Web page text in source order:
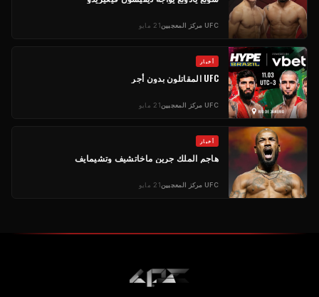
UFC مركز المعجبين21 مايو
أخبار
UFC المقاتلون بدون أجر
UFC مركز المعجبين21 مايو
أخبار
هاجم الملك جرين ماخاتشيف وتشيمايف
UFC مركز المعجبين21 مايو